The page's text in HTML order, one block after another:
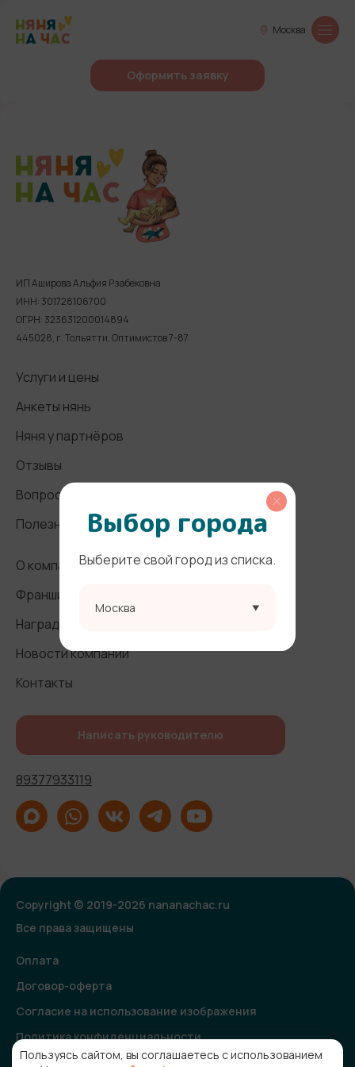
Москва
Оформить заявку
ИП Аширова Альфия Рзабековна
ИНН: 301728106700
ОГРН: 323631200014894
445028, г. Тольятти, Оптимистов 7-87
Услуги и цены
Анкеты нянь
Няня у партнёров
Отзывы
Вопросы и ответы
Полезные статьи
О компании
Франшиза
Награды и СМИ
Новости компании
Контакты
Написать руководителю
89377933119
Copyright © 2019-2026 nananachac.ru
Все права защищены
Оплата
Договор-оферта
Согласие на использование изображения
Политика конфиденциальности
Согласие на получение рекламной и информационной
Выбор города
Выберите свой город из списка.
Москва
Пользуясь сайтом, вы соглашаетесь с использованием